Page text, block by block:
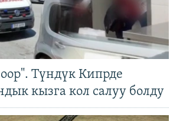
Түндүк Кипрде
кызга кол салуу болду